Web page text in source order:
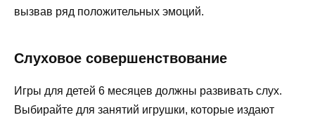
вызвав ряд положительных эмоций.
Слуховое совершенствование
Игры для детей 6 месяцев должны развивать слух.
Выбирайте для занятий игрушки, которые издают